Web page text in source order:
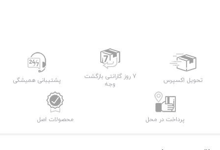
تحویل اکسپرس
7 روز گارانتی بازگشت
وجه
پشتیبانی همیشگی
پرداخت در محل محصولات اصل